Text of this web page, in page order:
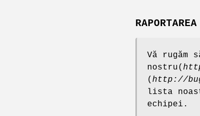
Vă
nostru(
( http://
lista
echipei.